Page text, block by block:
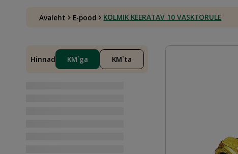
Avaleht E-pood KOLMIK KEERATAV 10 VASKTORULE
Hinnad KM`ga KM`ta